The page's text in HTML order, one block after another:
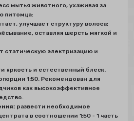
мытья животного, ухаживая за
питомца:
улучшает структуру волоса;
оставляя шерсть мягкой и
статическую электризацию и
яркость и естественный блеск.
1:50. Рекомендован для
как высокоэффективное
развести необходимое
в соотношении 1:50 - 1 часть